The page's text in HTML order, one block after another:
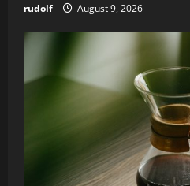
rudolf August 9, 2026